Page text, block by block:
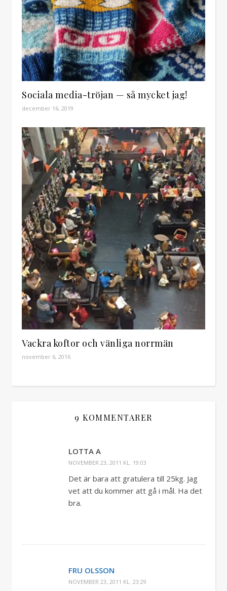
Sociala media-tröjan — så mycket jag!
december 16, 2019
Vackra koftor och vänliga norrmän
november 6, 2016
9 KOMMENTARER
LOTTA A
NOVEMBER 23, 2011 KL. 19:03
Det är bara att gratulera till 25kg. Jag
vet att du kommer att gå i mål. Ha det
bra.
FRU OLSSON
NOVEMBER 23, 2011 KL. 23:29